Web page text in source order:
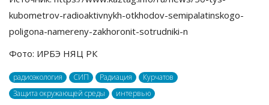
kubometrov-radioaktivnykh-otkhodov-semipalatinskogo-
poligona-namereny-zakhoronit-sotrudniki-n
Фото: ИРБЭ НЯЦ РК
радиоэкология СИП Радиация
Курчатов
Защита окружающей среды
интервью